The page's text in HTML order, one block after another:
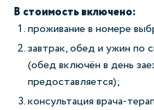
В стоимость включено:
проживание в номере
завтрак, обед и ужин по
(обед включён в день
предоставляется);
консультация врача-